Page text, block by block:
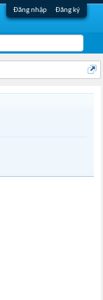
Đăng nhập Đăng ký